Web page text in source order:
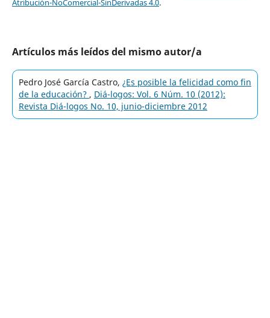
Atribución-NoComercial-SinDerivadas 4.0.
Artículos más leídos del mismo autor/a
Pedro José García Castro, ¿Es posible la felicidad como fin
de la educación? , Diá-logos: Vol. 6 Núm. 10 (2012):
Revista Diá-logos No. 10, junio-diciembre 2012